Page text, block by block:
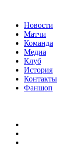
Новости
Матчи
Команда
Медиа
Клуб
История
Контакты
Фаншоп